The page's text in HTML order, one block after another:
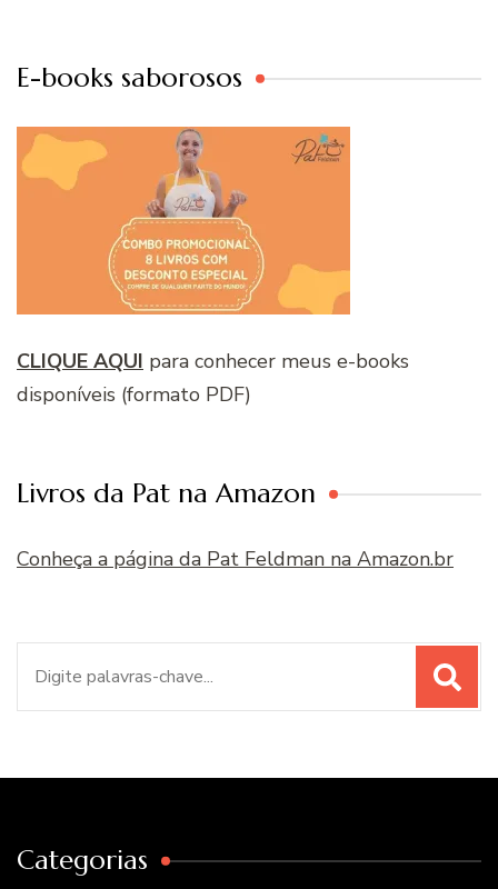
E-books saborosos
CLIQUE AQUI para conhecer meus e-books
disponíveis (formato PDF)
Livros da Pat na Amazon
Conheça a página da Pat Feldman na Amazon.br
Categorias